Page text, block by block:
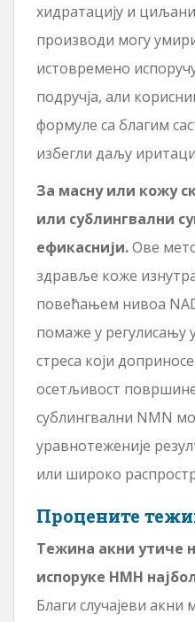
хидратацију и
производи могу
истовремено
подручја, али
формуле са благим
избегли даљу
За масну или кожу
или сублингвални
ефикаснији.Ове
здравље коже
повећањем нивоа
помаже у регулисању
стреса који
осетљивост
сублингвални NMN
уравнотеженије
или широко
Процените
Тежина акни утиче
испоруке НМН
Благи случајеви